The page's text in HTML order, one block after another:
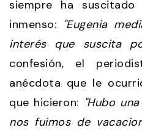
siempre ha
inmenso: "Eugenia
interés que suscita
confesión, el
anécdota que le
que hicieron: "Hubo
nos fuimos de